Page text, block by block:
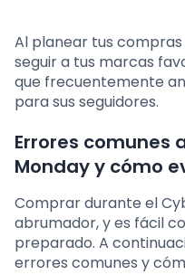
Al planear tus
seguir a tus marcas
que frecuentemente
para sus seguidores.
Errores comunes
Monday y cómo
Comprar durante el
abrumador, y es fácil
preparado. A
errores comunes y